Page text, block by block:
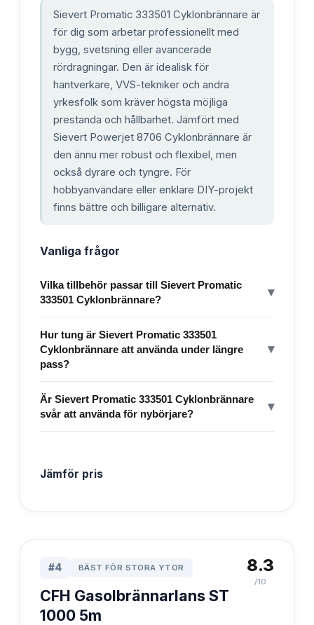
Sievert Promatic 333501 Cyklonbrännare är
för dig som arbetar professionellt med
bygg, svetsning eller avancerade
rördragningar. Den är idealisk för
hantverkare, VVS-tekniker och andra
yrkesfolk som kräver högsta möjliga
prestanda och hållbarhet. Jämfört med
Sievert Powerjet 8706 Cyklonbrännare är
den ännu mer robust och flexibel, men
också dyrare och tyngre. För
hobbyanvändare eller enklare DIY-projekt
finns bättre och billigare alternativ.
Vanliga frågor
Vilka tillbehör passar till Sievert Promatic
333501 Cyklonbrännare?
▾
Hur tung är Sievert Promatic 333501
Cyklonbrännare att använda under längre
pass?
▾
Är Sievert Promatic 333501 Cyklonbrännare
svår att använda för nybörjare?
▾
Jämför pris
#4 BÄST FÖR STORA YTOR
CFH Gasolbrännarlans ST
1000 5m
8.3
/10